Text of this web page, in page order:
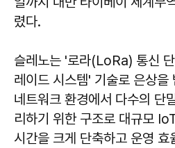
렸다.
슬레노는 '로라(LoRa) 통신
레이드 시스템' 기술로 은상을
네트워크 환경에서 다수의 단
리하기 위한 구조로 대규모
시간을 크게 단축하고 운영 효